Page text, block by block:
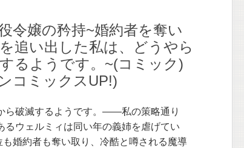
令嬢の矜持~婚約者を奪い
追い出した私は、どうやら
るようです。~(コミック)
コミックスUP!)
ら破滅するようです。――私の策略通り
るウェルミィは同い年の義姉を虐げてい
も婚約者も奪い取り、冷酷と噂される魔導